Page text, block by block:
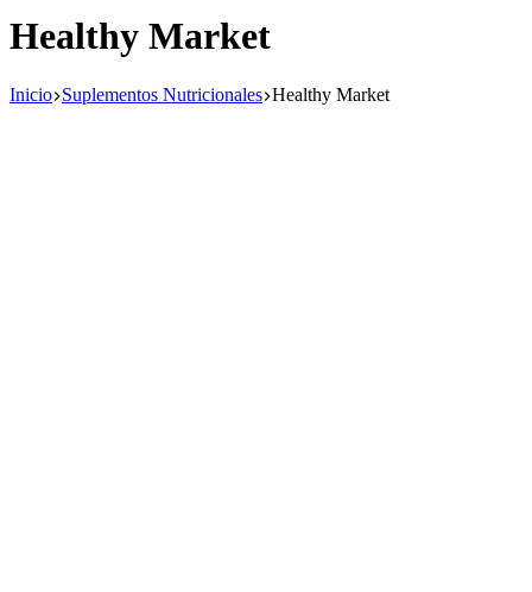
Healthy Market
Inicio Suplementos Nutricionales Healthy Market